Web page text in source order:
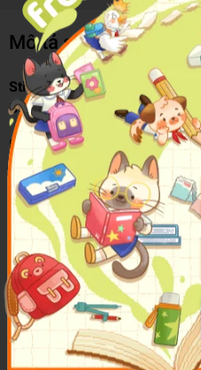
Mô tả sản phẩm
Sticker Dolly Dressing - Dán
Bê - Mèo Con
Bộ sáchDán Hình Sáng Tạo
sức sáng tạo ra các tác phẩm
Các nàng búp bê qua đôi tay
phú của các bạn nhỏ sẽ dần
phục xinh xắn, lộng lẫy, trang
nghĩnh…
Em hãy dùng giấy dán trong
trang phục cho những lễ hội đặc
những bộ váy lộng lẫy và những
Carnevale ở Venice cho tới